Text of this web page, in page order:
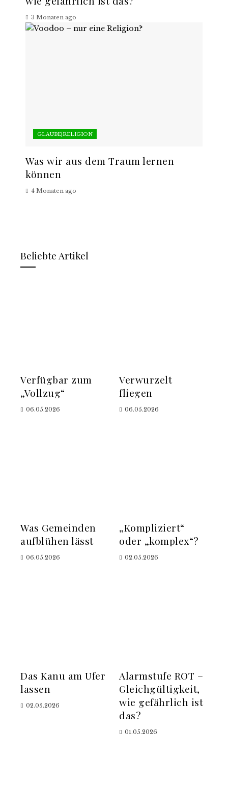
3 Monaten ago
GLAUBE|RELIGION
Was wir aus dem Traum lernen
können
4 Monaten ago
Beliebte Artikel
Verfügbar zum
„Vollzug“
06.05.2026
Verwurzelt
fliegen
06.05.2026
Was Gemeinden
aufblühen lässt
06.05.2026
„Kompliziert“
oder „komplex“?
02.05.2026
Das Kanu am Ufer
lassen
02.05.2026
Alarmstufe ROT –
Gleichgültigkeit,
wie gefährlich ist
das?
01.05.2026